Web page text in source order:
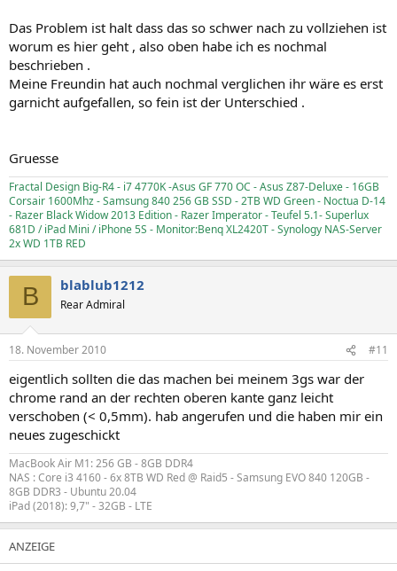
Das Problem ist halt dass das so schwer nach zu vollziehen ist
worum es hier geht , also oben habe ich es nochmal
beschrieben .
Meine Freundin hat auch nochmal verglichen ihr wäre es erst
garnicht aufgefallen, so fein ist der Unterschied .
Gruesse
Fractal Design Big-R4 - i7 4770K -Asus GF 770 OC - Asus Z87-Deluxe - 16GB
Corsair 1600Mhz - Samsung 840 256 GB SSD - 2TB WD Green - Noctua D-14
- Razer Black Widow 2013 Edition - Razer Imperator - Teufel 5.1- Superlux
681D / iPad Mini / iPhone 5S - Monitor:Benq XL2420T - Synology NAS-Server
2x WD 1TB RED
B blablub1212
Rear Admiral
18. November 2010 #11
eigentlich sollten die das machen bei meinem 3gs war der
chrome rand an der rechten oberen kante ganz leicht
verschoben (< 0,5mm). hab angerufen und die haben mir ein
neues zugeschickt
MacBook Air M1: 256 GB - 8GB DDR4
NAS : Core i3 4160 - 6x 8TB WD Red @ Raid5 - Samsung EVO 840 120GB -
8GB DDR3 - Ubuntu 20.04
iPad (2018): 9,7" - 32GB - LTE